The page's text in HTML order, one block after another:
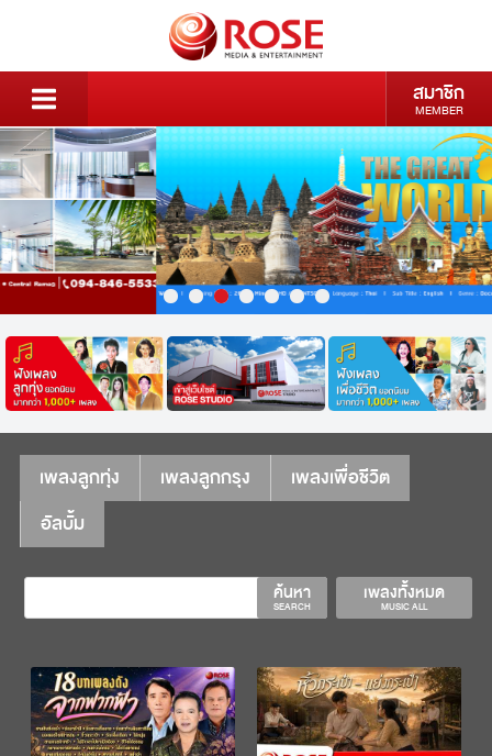
สมาชิก
MEMBER
เพลงลูกทุ่ง เพลงลูกกรุง
เพลงเพื่อชีวิต
อัลบั้ม
เพลงทั้งหมด
MUSIC ALL
ค้นหา
SEARCH